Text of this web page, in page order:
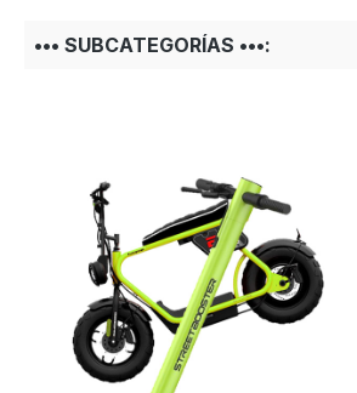
••• SUBCATEGORÍAS •••: